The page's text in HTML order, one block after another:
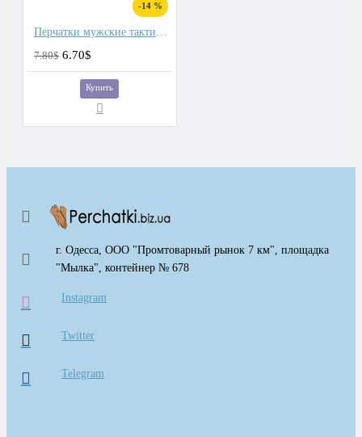
-14 %
Перчатки мужские тактические
7.80$ 6.70$
Купить
г. Одесса, ООО "Промтоварный рынок 7 км", площадка
"Мылка", контейнер № 678
Instagram
Twitter
Telegram